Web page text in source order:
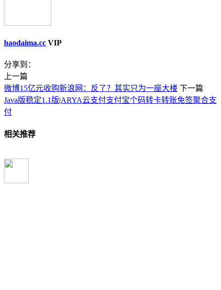
haodaima.cc VIP
分享到：
上一篇
微博15亿元收购新浪网：反了？其实只为一座大楼 下一篇
Java版稳定1.1版|ARYA云支付支付宝个码转卡转账免签聚合支
付
相关推荐